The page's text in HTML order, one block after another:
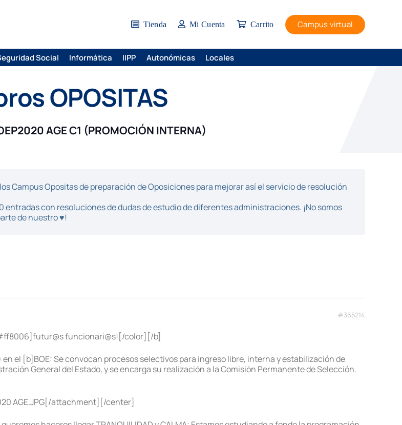
Tienda Mi Cuenta Carrito Campus virtual
Social Informática IIPP Autonómicas Locales
OPOSITAS
AGE C1 (PROMOCIÓN INTERNA)
Campus Opositas de preparación de Oposiciones para mejorar así el servicio de resolución
entradas con resoluciones de dudas de estudio de diferentes administraciones. ¡No somos
de nuestro ♥!
#365214
funcionari@s![/color][/b]
el [b]BOE: Se convocan procesos selectivos para ingreso libre, interna y estabilización de
General del Estado, y se encarga su realización a la Comisión Permanente de Selección.
AGE.JPG[/attachment][/center]